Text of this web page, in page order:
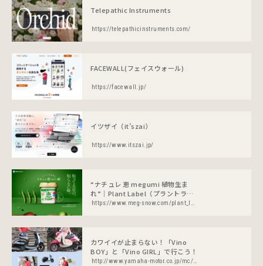
Telepathic Instruments
https://telepathicinstruments.com/
FACEWALL(フェイスウォール)
https://facewall.jp/
イツザイ（it’szai）
https://www.itszai.jp/
“ナチュレ 恵 megumi 植物生ま
れ”｜Plant Label（プラントラベ
ル）｜雪印メグミルク株式会社
https://www.meg-snow.com/plant_label/megumi/
カワイイが止まらない！「Vino
BOY」と「Vino GIRL」で行こう！
http://www.yamaha-motor.co.jp/mc/life/cc/2016/